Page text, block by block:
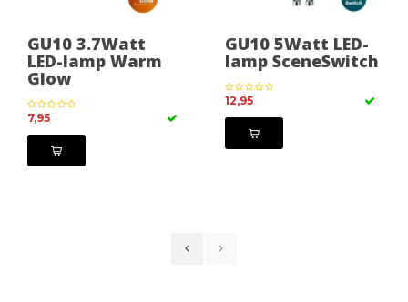
GU10 3.7Watt
LED-lamp Warm
Glow
7,95
GU10 5Watt LED-
lamp SceneSwitch
12,95